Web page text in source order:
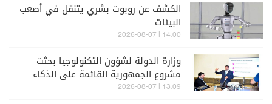
الكشف عن روبوت بشري يتنقل في أصعب
البيئات
14:00 | 2026-08-07
وزارة الدولة لشؤون التكنولوجيا بحثت
مشروع الجمهورية القائمة على الذكاء
الاصطناعي
13:09 | 2026-08-07